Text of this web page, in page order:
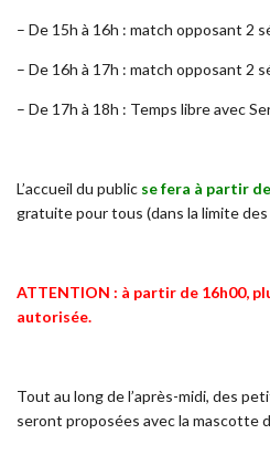
– De 15h à 16h : match opposant 2
– De 16h à 17h : match opposant 2
– De 17h à 18h : Temps libre avec
L’accueil du public se fera à partir
gratuite pour tous (dans la limite
ATTENTION : à partir de 16h00,
autorisée.
Tout au long de l’après-midi, des
seront proposées avec la mascotte